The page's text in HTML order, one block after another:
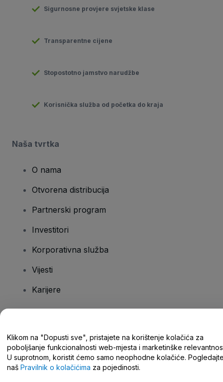
Sigurnosne provjere svjetske klase
Transparentne cijene
Stopostotno jamstvo narudžbe
Korisnička služba od početka do kraja
Naša tvrtka
O nama
Otvorena distribucija
Partnerski program
Investitori
Korporativna služba
Vijesti
Karijere
Centar za pomoć/kontaktirajte nas
Klikom na "Dopusti sve", pristajete na korištenje kolačića za
poboljšanje funkcionalnosti web-mjesta i marketinške
U suprotnom, koristit ćemo samo neophodne kolačiće.
naš Pravilnik o kolačićima za pojedinosti.